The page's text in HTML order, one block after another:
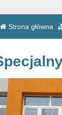
Strona główna